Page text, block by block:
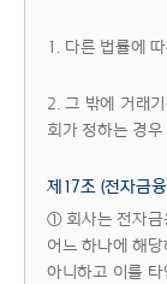
1. 다른 법률에
2. 그 밖에 거래
회가 정하는 경우
제17조 (전자금
① 회사는 전자금
어느 하나에 해
아니하고 이를